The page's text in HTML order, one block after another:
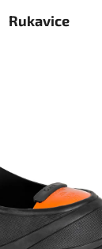
Rukavice